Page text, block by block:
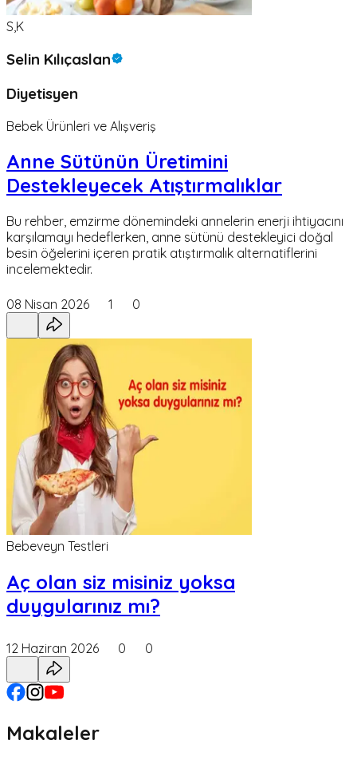
S,K
Selin Kılıçaslan
Diyetisyen
Bebek Ürünleri ve Alışveriş
Anne Sütünün Üretimini
Destekleyecek Atıştırmalıklar
Bu rehber, emzirme dönemindeki annelerin enerji ihtiyacını
karşılamayı hedeflerken, anne sütünü destekleyici doğal
besin öğelerini içeren pratik atıştırmalık alternatiflerini
incelemektedir.
08 Nisan 2026 1 0
Bebeveyn Testleri
Aç olan siz misiniz yoksa
duygularınız mı?
12 Haziran 2026 0 0
Makaleler